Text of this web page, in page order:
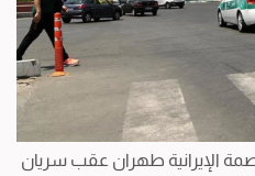
الإيرانية طهران عقب سريان